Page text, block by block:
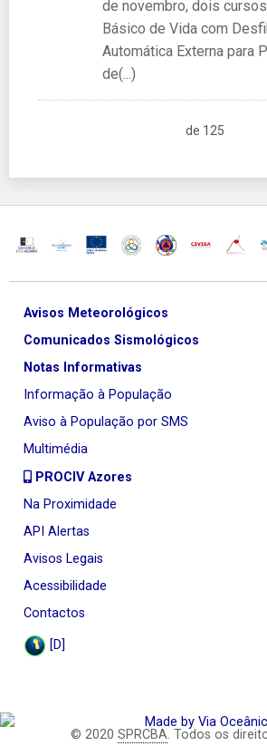
de novembro, dois
Básico de Vida com
Automática Externa para
de(...)
de 125
Avisos Meteorológicos
Comunicados Sismológicos
Notas Informativas
Informação à População
Aviso à População por SMS
Multimédia
PROCIV Azores
Na Proximidade
API Alertas
Avisos Legais
Acessibilidade
Contactos
[D]
© 2020 SPRCBA. Todos os